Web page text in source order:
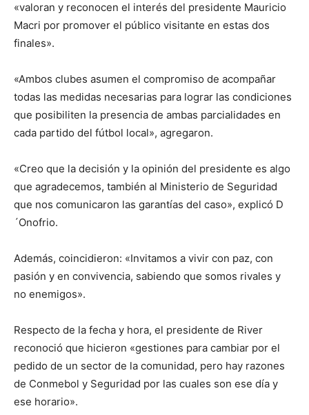
«valoran y reconocen el interés del presidente Mauricio
Macri por promover el público visitante en estas dos
finales».
«Ambos clubes asumen el compromiso de acompañar
todas las medidas necesarias para lograr las condiciones
que posibiliten la presencia de ambas parcialidades en
cada partido del fútbol local», agregaron.
«Creo que la decisión y la opinión del presidente es algo
que agradecemos, también al Ministerio de Seguridad
que nos comunicaron las garantías del caso», explicó D
´Onofrio.
Además, coincidieron: «Invitamos a vivir con paz, con
pasión y en convivencia, sabiendo que somos rivales y
no enemigos».
Respecto de la fecha y hora, el presidente de River
reconoció que hicieron «gestiones para cambiar por el
pedido de un sector de la comunidad, pero hay razones
de Conmebol y Seguridad por las cuales son ese día y
ese horario».